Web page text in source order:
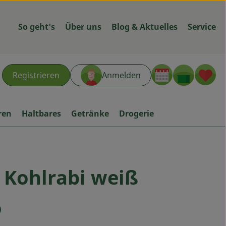
So geht's Über uns Blog & Aktuelles Service
Registrieren Anmelden
Haltbares Getränke Drogerie
weiß